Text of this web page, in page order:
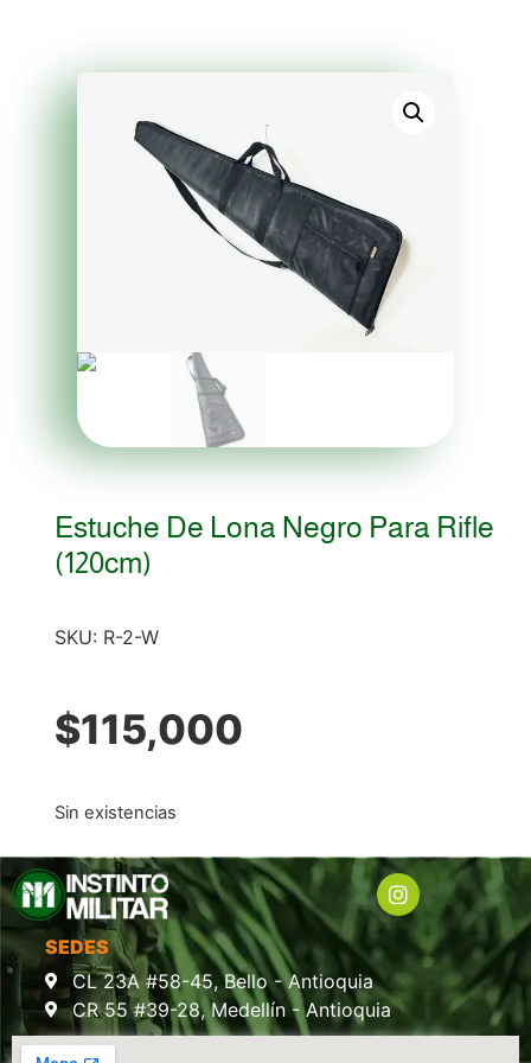
Estuche De Lona Negro Para Rifle
(120cm)
SKU: R-2-W
$115,000
Sin existencias
SEDES
CL 23A #58-45, Bello - Antioquia
CR 55 #39-28, Medellín - Antioquia